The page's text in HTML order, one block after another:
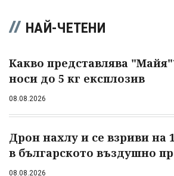
НАЙ-ЧЕТЕНИ
Какво представлява
носи до 5 кг експлозив
08.08.2026
Дрон нахлу и се взриви на
в българското въздушно
08.08.2026